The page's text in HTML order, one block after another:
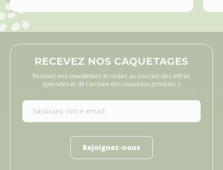
RECEVEZ NOS CAQUETAGES
Recevez nos newsletters et restez au courant des offres
spéciales et de l'arrivée des nouveaux produits ;)
Rejoignez-nous